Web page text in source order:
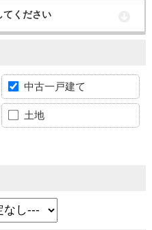
てください
中古一戸建て
土地